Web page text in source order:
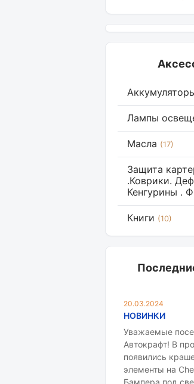
Лампы
Масла (17)
Защита
.Коврики.
Кенгурины .
Книги (10)
20.03.2024
НОВИНКИ
Уважаемые
Автокрафт! В
появились
элементы на
Бампера под